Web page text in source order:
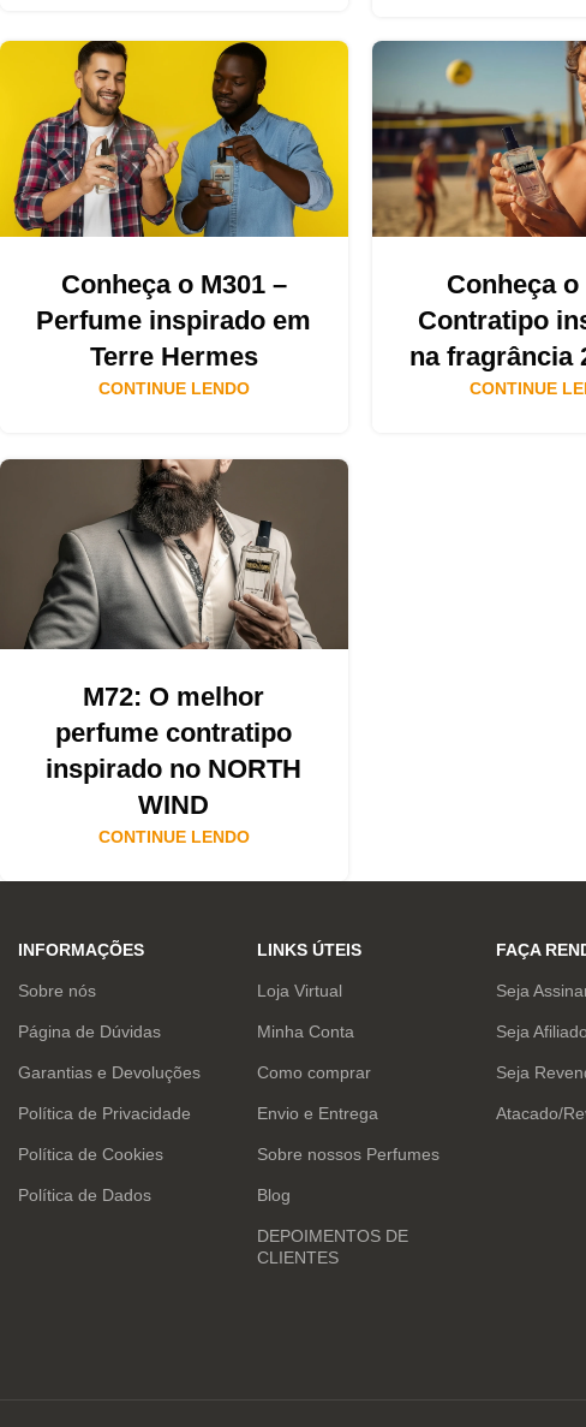
Conheça o M301 –
Perfume inspirado em
Terre Hermes
CONTINUE LENDO
Conheça o
Contratipo
na fragrância
CONTINUE
M72: O melhor
perfume contratipo
inspirado no NORTH
WIND
CONTINUE LENDO
INFORMAÇÕES
Sobre nós
Página de Dúvidas
Garantias e Devoluções
Política de Privacidade
Política de Cookies
Política de Dados
LINKS ÚTEIS
Loja Virtual
Minha Conta
Como comprar
Envio e Entrega
Sobre nossos Perfumes
Blog
DEPOIMENTOS DE
CLIENTES
FAÇA
Seja
Seja
Seja
Atacado/